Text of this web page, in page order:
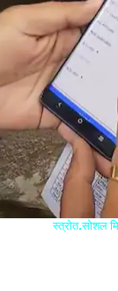
स्त्रोत.सोशल